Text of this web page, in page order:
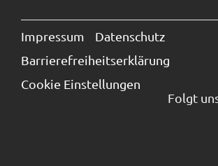
Navigation
überspringen
Impressum
Datenschutz
Barrierefreiheitserklärung
Cookie Einstellungen
Folgt